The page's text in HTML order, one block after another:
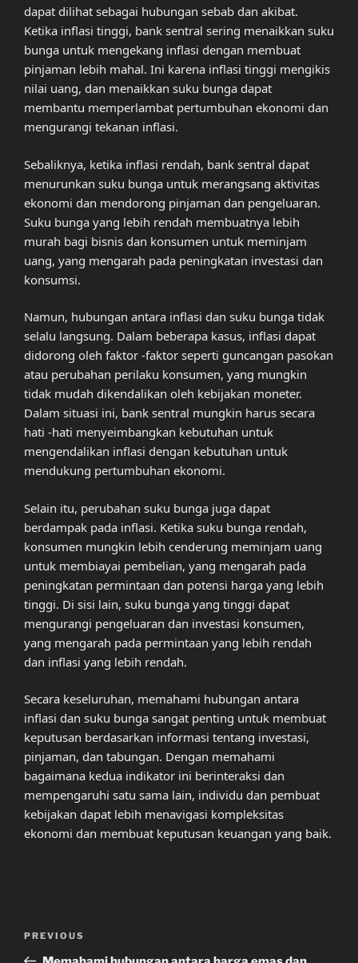
dapat dilihat sebagai hubungan sebab dan akibat.
Ketika inflasi tinggi, bank sentral sering menaikkan suku
bunga untuk mengekang inflasi dengan membuat
pinjaman lebih mahal. Ini karena inflasi tinggi mengikis
nilai uang, dan menaikkan suku bunga dapat
membantu memperlambat pertumbuhan ekonomi dan
mengurangi tekanan inflasi.
Sebaliknya, ketika inflasi rendah, bank sentral dapat
menurunkan suku bunga untuk merangsang aktivitas
ekonomi dan mendorong pinjaman dan pengeluaran.
Suku bunga yang lebih rendah membuatnya lebih
murah bagi bisnis dan konsumen untuk meminjam
uang, yang mengarah pada peningkatan investasi dan
konsumsi.
Namun, hubungan antara inflasi dan suku bunga tidak
selalu langsung. Dalam beberapa kasus, inflasi dapat
didorong oleh faktor -faktor seperti guncangan pasokan
atau perubahan perilaku konsumen, yang mungkin
tidak mudah dikendalikan oleh kebijakan moneter.
Dalam situasi ini, bank sentral mungkin harus secara
hati -hati menyeimbangkan kebutuhan untuk
mengendalikan inflasi dengan kebutuhan untuk
mendukung pertumbuhan ekonomi.
Selain itu, perubahan suku bunga juga dapat
berdampak pada inflasi. Ketika suku bunga rendah,
konsumen mungkin lebih cenderung meminjam uang
untuk membiayai pembelian, yang mengarah pada
peningkatan permintaan dan potensi harga yang lebih
tinggi. Di sisi lain, suku bunga yang tinggi dapat
mengurangi pengeluaran dan investasi konsumen,
yang mengarah pada permintaan yang lebih rendah
dan inflasi yang lebih rendah.
Secara keseluruhan, memahami hubungan antara
inflasi dan suku bunga sangat penting untuk membuat
keputusan berdasarkan informasi tentang investasi,
pinjaman, dan tabungan. Dengan memahami
bagaimana kedua indikator ini berinteraksi dan
mempengaruhi satu sama lain, individu dan pembuat
kebijakan dapat lebih menavigasi kompleksitas
ekonomi dan membuat keputusan keuangan yang baik.
Previous
Post
PREVIOUS